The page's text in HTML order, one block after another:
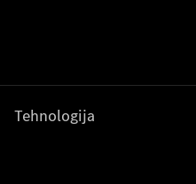
Tehnologija